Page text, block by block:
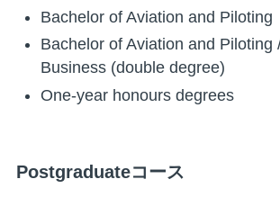
Bachelor of Aviation and Piloting
Bachelor of Aviation and Piloting
Business (double degree)
One-year honours degrees
Postgraduateコース